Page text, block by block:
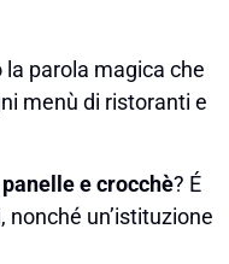
parola magica che
menù di ristoranti e
panelle e crocchè? É
un’istituzione